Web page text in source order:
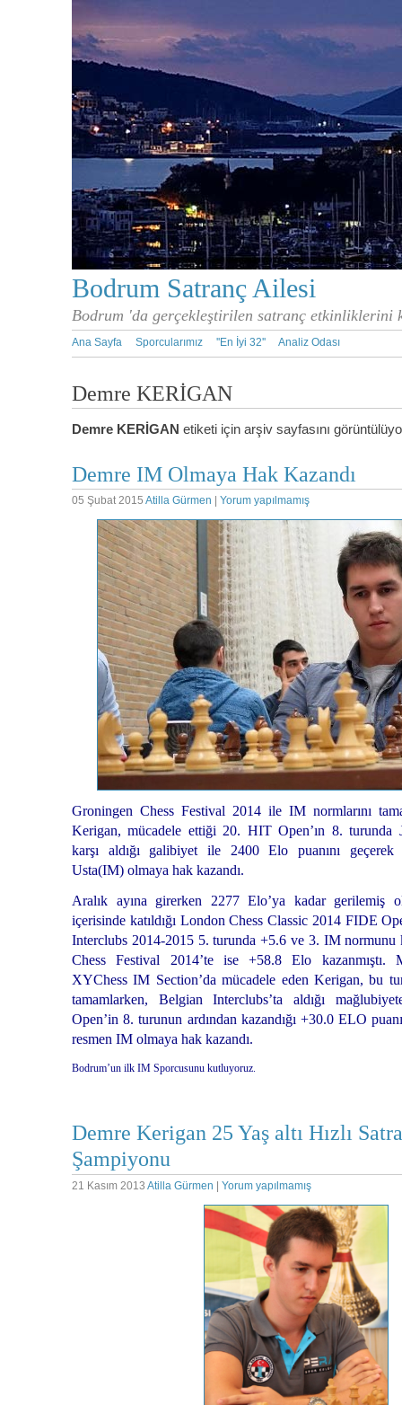
Bodrum Satranç Ailesi
Bodrum 'da gerçekleştirilen satranç etkinliklerini
Ana Sayfa Sporcularımız ''En İyi 32'' Analiz Odası
Demre KERİGAN
Demre KERİGAN etiketi için arşiv sayfasını
Demre IM Olmaya Hak Kazandı
05 Şubat 2015 Atilla Gürmen Yorum yapılmamış
Groningen Chess Festival 2014 ile IM normlarını
Kerigan, mücadele ettiği 20. HIT Open’ın 8. turunda
karşı aldığı galibiyet ile 2400 Elo puanını geçerek
Usta(IM) olmaya hak kazandı.
Aralık ayına girerken 2277 Elo’ya kadar gerilemiş
içerisinde katıldığı London Chess Classic 2014 FIDE
Interclubs 2014-2015 5. turunda +5.6 ve 3. IM normunu
Chess Festival 2014’te ise +58.8 Elo kazanmıştı.
XYChess IM Section’da mücadele eden Kerigan, bu
tamamlarken, Belgian Interclubs’ta aldığı
Open’in 8. turunun ardından kazandığı +30.0 ELO
resmen IM olmaya hak kazandı.
Bodrum’un ilk IM Sporcusunu kutluyoruz.
Demre Kerigan 25 Yaş altı Hızlı
Şampiyonu
21 Kasım 2013 Atilla Gürmen | Yorum yapılmamış